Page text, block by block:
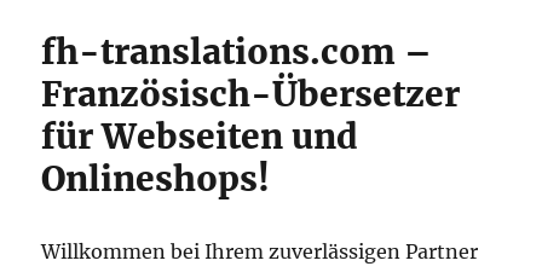
fh-translations.com –
Französisch-Übersetzer
für Webseiten und
Onlineshops!
Willkommen bei Ihrem zuverlässigen Partner